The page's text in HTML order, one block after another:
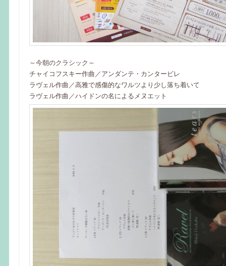
～今朝のクラシック～
チャイコフスキー作曲／アンダンテ・カンタービレ
ラヴェル作曲／高雅で感傷的なワルツより少し落ち着いて
ラヴェル作曲／ハイドンの名によるメヌエット